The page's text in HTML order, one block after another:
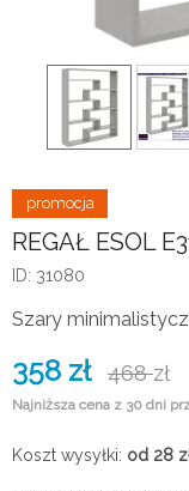
REGAŁ ESOL
ID: 31080
Szary
358 zł 468zł
Najniższa cena z 30 dni
Koszt wysyłki: od 28